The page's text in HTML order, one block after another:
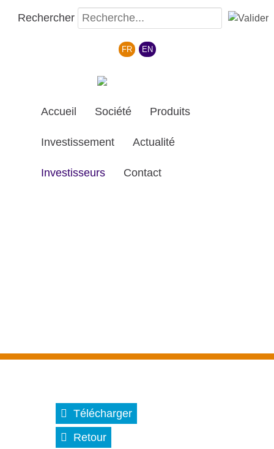
Rechercher
Sélectionnez votre langue
FR EN
Accueil Société Produits
Investissement Actualité
Investisseurs Contact
Télécharger
Retour